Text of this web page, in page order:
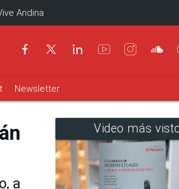
Andina
Newsletter
a
Video más